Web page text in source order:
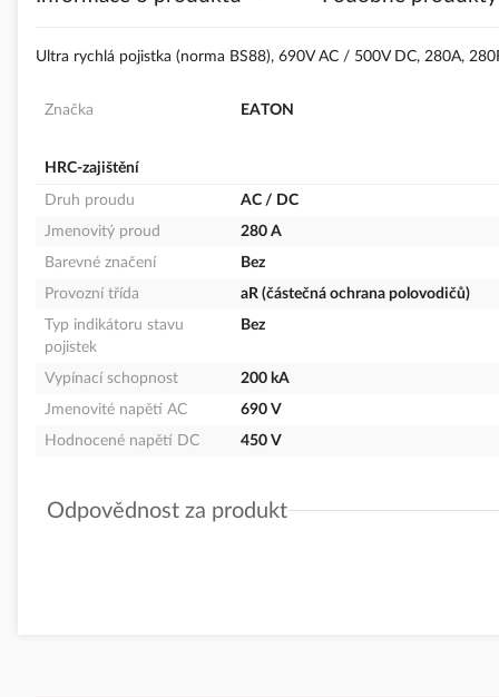
Ultra rychlá pojistka (norma BS88), 690V AC / 500V DC, 280A,
Značka EATON
HRC-zajištění
Druh proudu
AC / DC
Jmenovitý proud
280 A
Barevné značení
Bez
Provozní třída
aR (částečná ochrana polovodičů)
Typ indikátoru stavu
pojistek
Bez
Vypínací schopnost
200 kA
Jmenovité napětí AC
690 V
Hodnocené napětí DC
450 V
GPSR Details
Odpovědnost za produkt